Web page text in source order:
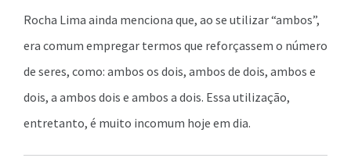
Rocha Lima ainda menciona que, ao se utilizar “ambos”,
era comum empregar termos que reforçassem o número
de seres, como: ambos os dois, ambos de dois, ambos e
dois, a ambos dois e ambos a dois. Essa utilização,
entretanto, é muito incomum hoje em dia.